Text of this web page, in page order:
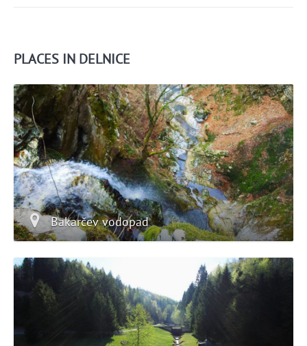
PLACES IN DELNICE
Bakarčev vodopad